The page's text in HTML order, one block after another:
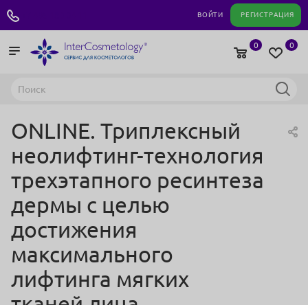
ВОЙТИ РЕГИСТРАЦИЯ
0
0
ONLINE. Триплексный
неолифтинг-технология
трехэтапного ресинтеза
дермы с целью
достижения
максимального
лифтинга мягких